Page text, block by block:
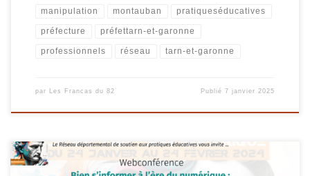
manipulation montauban pratiqueséducatives
préfecture préfettarn-et-garonne
professionnels réseau tarn-et-garonne
par Les Francas du 82 Publié7 janvier 2025